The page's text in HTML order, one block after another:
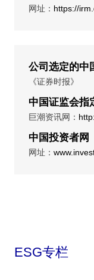
网址： https://
公司选定的中
《证券时报》
中国证监会指
巨潮资讯网：
中国投资者网
网址：
ESG专栏